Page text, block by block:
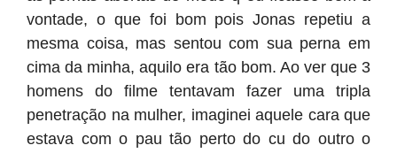
vontade, o que foi bom pois Jonas repetiu a
mesma coisa, mas sentou com sua perna em
cima da minha, aquilo era tão bom. Ao ver que 3
homens do filme tentavam fazer uma tripla
penetração na mulher, imaginei aquele cara que
estava com o pau tão perto do cu do outro o